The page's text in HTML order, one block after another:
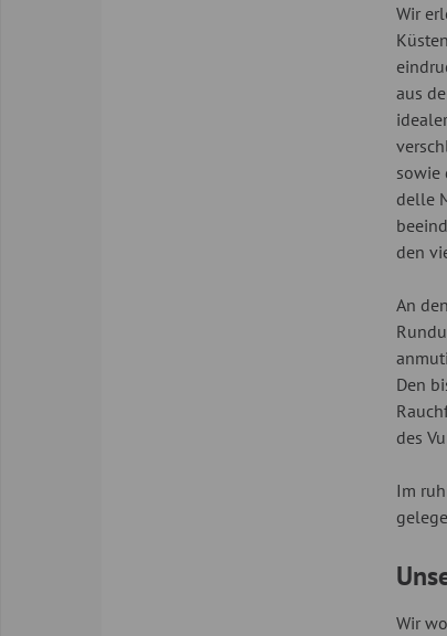
Wir
aus
sowie
delle
den
An
Den
des
Im
Wir